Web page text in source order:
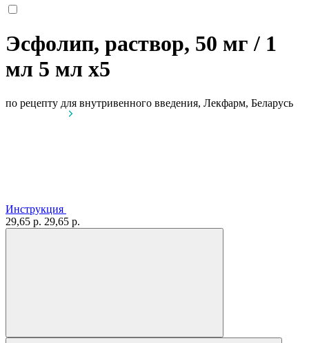
Эсфолип, раствор, 50 мг / 1
мл 5 мл x5
по рецепту для внутривенного введения, Лекфарм, Беларусь
Инструкция
29,65 р. 29,65 р.